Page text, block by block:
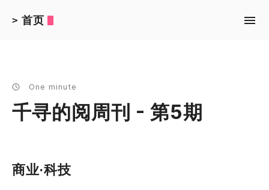
> 首页
One minute
千寻的阅周刊 - 第5期
商业·科技